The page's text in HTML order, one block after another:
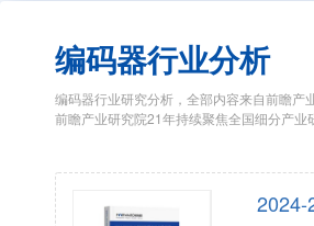
编码器行业分析
编码器行业研究分析，全部内容来自前瞻
前瞻产业研究院21年持续聚焦全国细分产
2024-